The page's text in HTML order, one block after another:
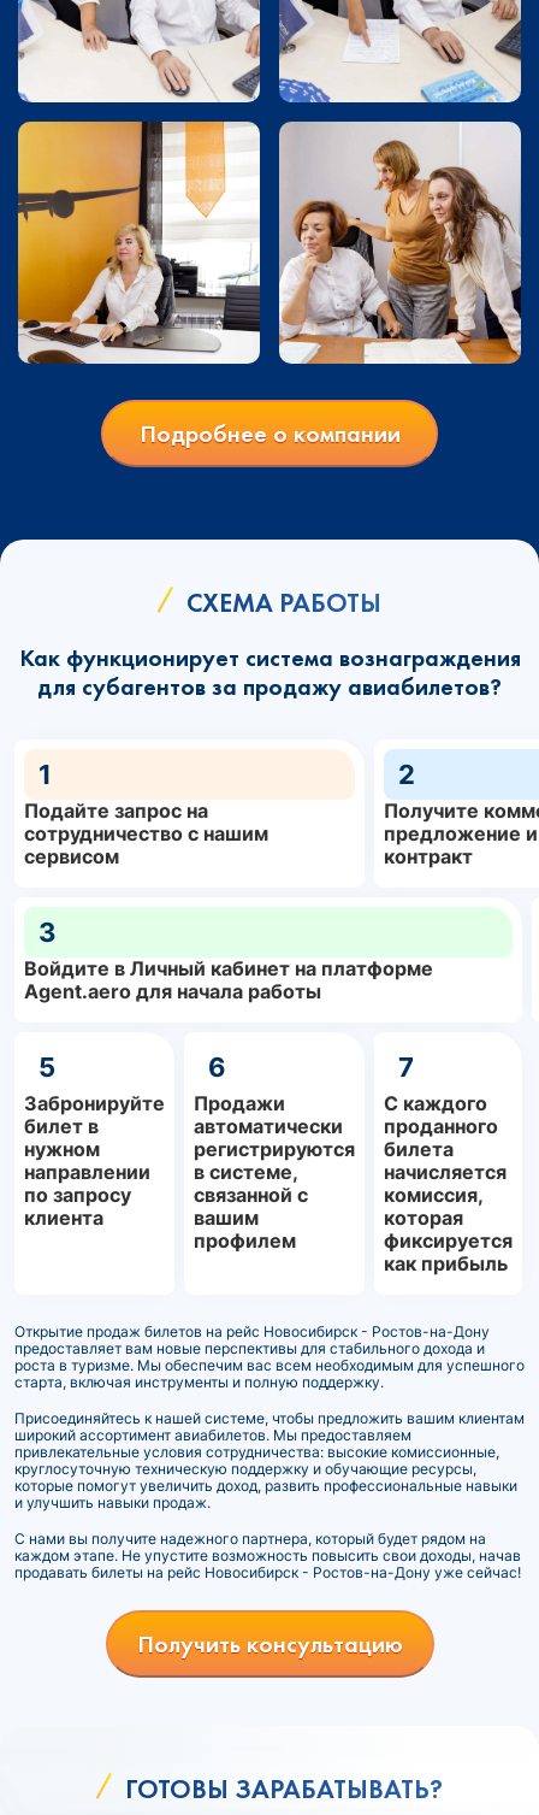
Подробнее о компании
СХЕМА РАБОТЫ
Как функционирует система вознаграждения
для субагентов за продажу авиабилетов?
1
Подайте запрос на
сотрудничество с нашим
сервисом
2
Получите
предложение
контракт
3
Войдите в Личный кабинет на платформе
Agent.aero для начала работы
5
Забронируйте
билет в
нужном
направлении
по запросу
клиента
6
Продажи
автоматически
регистрируются
в системе,
связанной с
вашим
профилем
7
С каждого
проданного
билета
начисляется
комиссия,
которая
фиксируется
как прибыль
Открытие продаж билетов на рейс Новосибирск - Ростов-на-Дону
предоставляет вам новые перспективы для стабильного дохода и
роста в туризме. Мы обеспечим вас всем необходимым для успешного
старта, включая инструменты и полную поддержку.
Присоединяйтесь к нашей системе, чтобы предложить вашим клиентам
широкий ассортимент авиабилетов. Мы предоставляем
привлекательные условия сотрудничества: высокие комиссионные,
круглосуточную техническую поддержку и обучающие ресурсы,
которые помогут увеличить доход, развить профессиональные навыки
и улучшить навыки продаж.
С нами вы получите надежного партнера, который будет рядом на
каждом этапе. Не упустите возможность повысить свои доходы, начав
продавать билеты на рейс Новосибирск - Ростов-на-Дону уже сейчас!
Получить консультацию
ГОТОВЫ ЗАРАБАТЫВАТЬ?